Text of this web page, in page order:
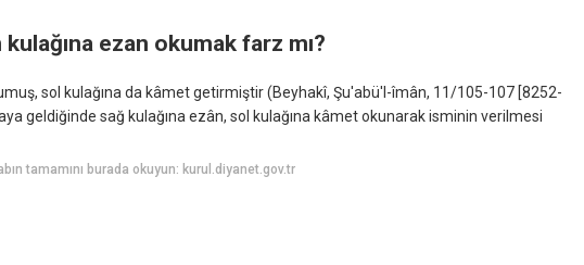
ezan okumak farz mı?
sol kulağına da kâmet getirmiştir (Beyhakî, Şu'abü'l-îmân, 11/105-107 [8252-
geldiğinde sağ kulağına ezân, sol kulağına kâmet okunarak isminin verilmesi
tamamını burada okuyun: kurul.diyanet.gov.tr